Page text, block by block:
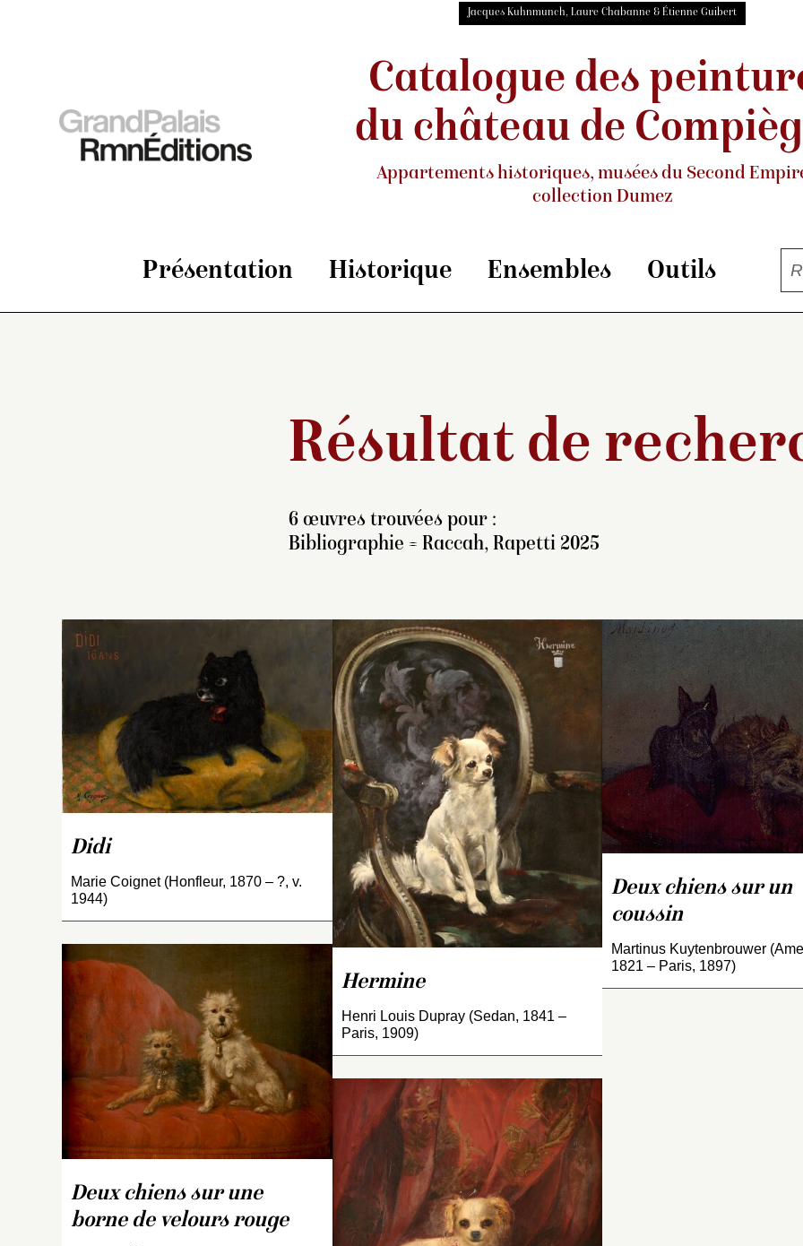
Jacques Kuhnmunch, Laure Chabanne & Étienne Guibert
Catalogue des
du château de
Appartements historiques, muséesdu Second
collection Dumez
Présentation Historique Ensembles Outils
Résultat de
6 œuvres trouvées pour :
Bibliographie = Raccah, Rapetti 2025
Didi
Marie Coignet (Honfleur, 1870 – ?, v.
1944)
Deux chiens sur une
borne de velours rouge
Hortense Schneider s’est
adressée à cet élève de
connu comme peintre de
chevaux et de portraits
équestres, pour
immortaliser deux de ses
animaux favoris.
Hermine
Henri Louis Dupray (Sedan, 1841 –
Paris, 1909)
Deux chiens sur un
coussin
Martinus Kuytenbrouwer
1821 – Paris, 1897)